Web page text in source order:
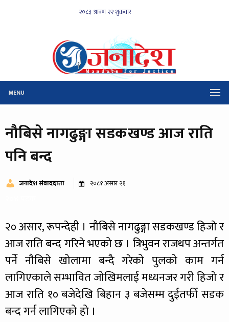
MENU
नौबिसे नागढुङ्गा सडकखण्ड आज राति
पनि बन्द
जनादेश संवाददाता २०८१ असार २१
२० असार, रूपन्देही । नौबिसे नागढुङ्गा सडकखण्ड हिजाे र
आज राति बन्द गरिने भएको छ । त्रिभुवन राजथप अन्तर्गत
पर्ने नौबिसे खोलामा बन्दै गरेको पुलको काम गर्न
लागिएकाले सम्भावित जोखिमलाई मध्यनजर गरी हिजाे र
आज राति १० बजेदेखि बिहान ३ बजेसम्म दुईतर्फी सडक
बन्द गर्न लागिएको हो ।